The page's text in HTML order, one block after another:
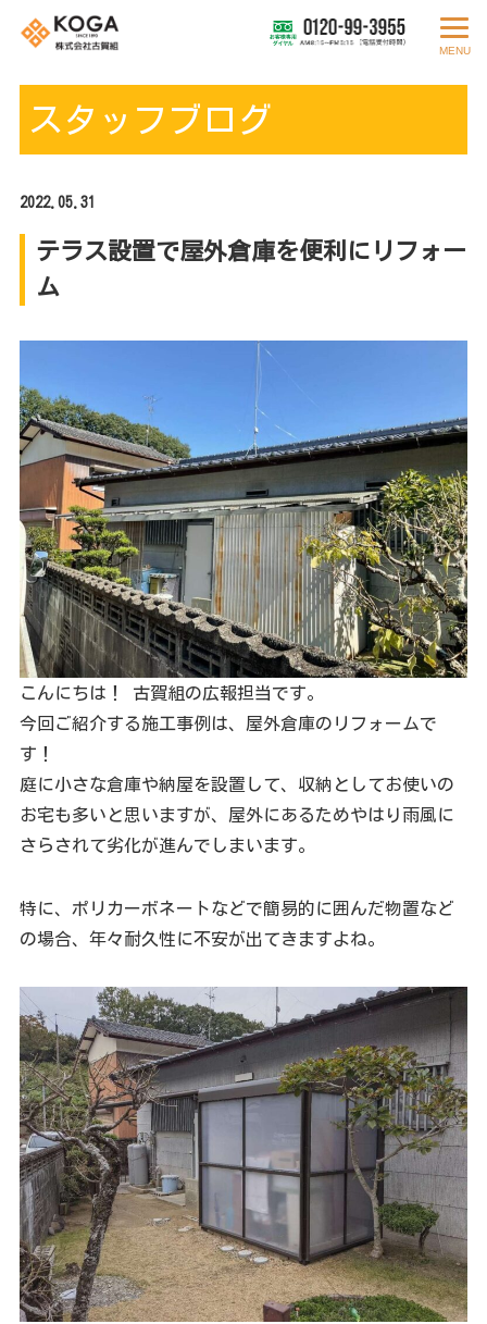
MENU
スタッフブログ
2022.05.31
テラス設置で屋外倉庫を便利にリフォー
ム
こんにちは！ 古賀組の広報担当です。
今回ご紹介する施工事例は、屋外倉庫のリフォームで
す！
庭に小さな倉庫や納屋を設置して、収納としてお使いの
お宅も多いと思いますが、屋外にあるためやはり雨風に
さらされて劣化が進んでしまいます。
特に、ポリカーボネートなどで簡易的に囲んだ物置など
の場合、年々耐久性に不安が出てきますよね。